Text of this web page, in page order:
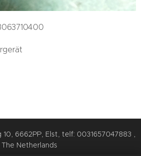
10, 6662PP, Elst, telf: 0031657047883 ,
The Netherlands